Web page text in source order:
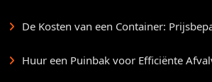
De Kosten van een Container:
Huur een Puinbak voor Efficiënte